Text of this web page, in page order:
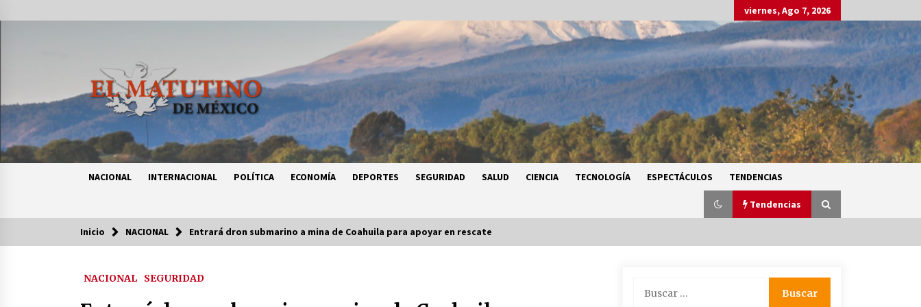
al
viernes, Ago 7, 2026
NACIONAL INTERNACIONAL POLÍTICA ECONOMÍA DEPORTES SEGURIDAD SALUD CIENCIA TECNOLOGÍA ESPECTÁCULOS TENDENCIAS
Tendencias
Tendencias
Certificado de Dafne Quintos revela
granizo y calor extremo en gran
Inicio NACIONAL Entrará dron submarino a mina de Coahuila para apoyar en rescate
NACIONAL SEGURIDAD